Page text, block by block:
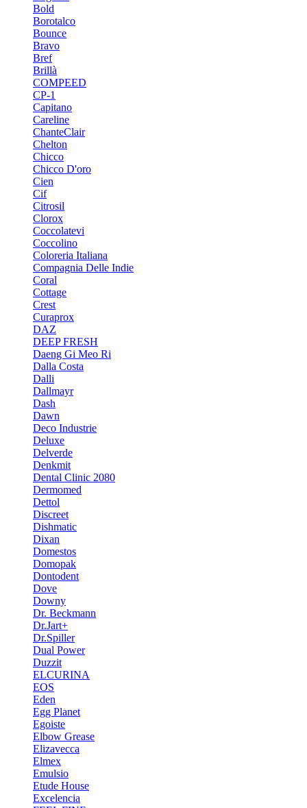
Bold
Borotalco
Bounce
Bravo
Bref
Brillà
COMPEED
CP-1
Capitano
Careline
ChanteСlair
Chelton
Chicco
Chicco D'oro
Cien
Cif
Citrosil
Clorox
Coccolatevi
Coccolino
Coloreria Italiana
Compagnia Delle Indie
Coral
Cottage
Crest
Curaprox
DAZ
DEEP FRESH
Daeng Gi Meo Ri
Dalla Costa
Dalli
Dallmayr
Dash
Dawn
Deco Industrie
Deluxe
Delverde
Denkmit
Dental Clinic 2080
Dermomed
Dettol
Discreet
Dishmatic
Dixan
Domestos
Domopak
Dontodent
Dove
Downy
Dr. Beckmann
Dr.Jart+
Dr.Spiller
Dual Power
Duzzit
ELCURINA
EOS
Eden
Egg Planet
Egoiste
Elbow Grease
Elizavecca
Elmex
Emulsio
Etude House
Excelencia